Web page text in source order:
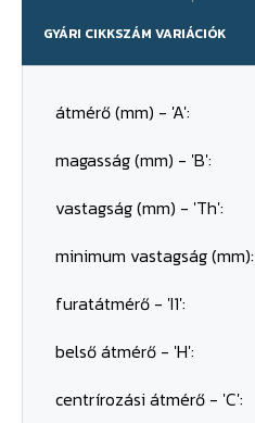
GYÁRI CIKKSZÁM VARIÁCIÓK
átmérő (mm) - 'A':
magasság (mm) - 'B':
vastagság (mm) - 'Th':
minimum vastagság (mm):
furatátmérő - 'I1':
belső átmérő - 'H':
centrírozási átmérő - 'C':